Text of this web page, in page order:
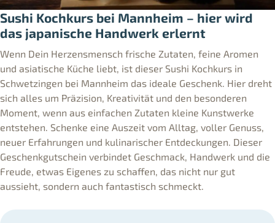
Sushi Kochkurs bei Mannheim – hier wird
das japanische Handwerk erlernt
Wenn Dein Herzensmensch frische Zutaten, feine Aromen
und asiatische Küche liebt, ist dieser Sushi Kochkurs in
Schwetzingen bei Mannheim das ideale Geschenk. Hier dreht
sich alles um Präzision, Kreativität und den besonderen
Moment, wenn aus einfachen Zutaten kleine Kunstwerke
entstehen. Schenke eine Auszeit vom Alltag, voller Genuss,
neuer Erfahrungen und kulinarischer Entdeckungen. Dieser
Geschenkgutschein verbindet Geschmack, Handwerk und die
Freude, etwas Eigenes zu schaffen, das nicht nur gut
aussieht, sondern auch fantastisch schmeckt.